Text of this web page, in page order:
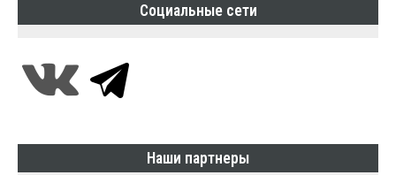
Социальные сети
Наши партнеры